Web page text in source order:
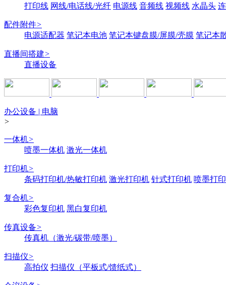
打印线 网线/电话线/光纤 电源线 音频线 视频线 水晶头
配件附件>
电源适配器 笔记本电池 笔记本键盘膜/屏膜/壳膜 笔记本
直播间搭建>
直播设备
办公设备 | 电脑
>
一体机>
喷墨一体机 激光一体机
打印机>
条码打印机/热敏打印机 激光打印机 针式打印机 喷墨打
复合机>
彩色复印机 黑白复印机
传真设备>
传真机（激光/碳带/喷墨）
扫描仪>
高拍仪 扫描仪（平板式/馈纸式）